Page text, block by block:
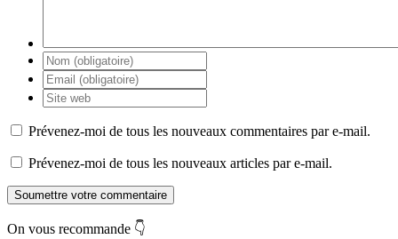
Prévenez-moi de tous les nouveaux commentaires par e-mail.
Prévenez-moi de tous les nouveaux articles par e-mail.
Soumettre votre commentaire
On vous recommande 👇